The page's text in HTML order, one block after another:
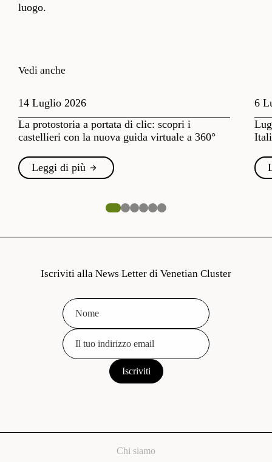
luogo.
Vedi anche
14 Luglio 2026
La protostoria a portata di clic: scopri i
castellieri con la nuova guida virtuale a 360°
Leggi di più
6
Iscriviti alla News Letter di Venetian Cluster
Chi siamo